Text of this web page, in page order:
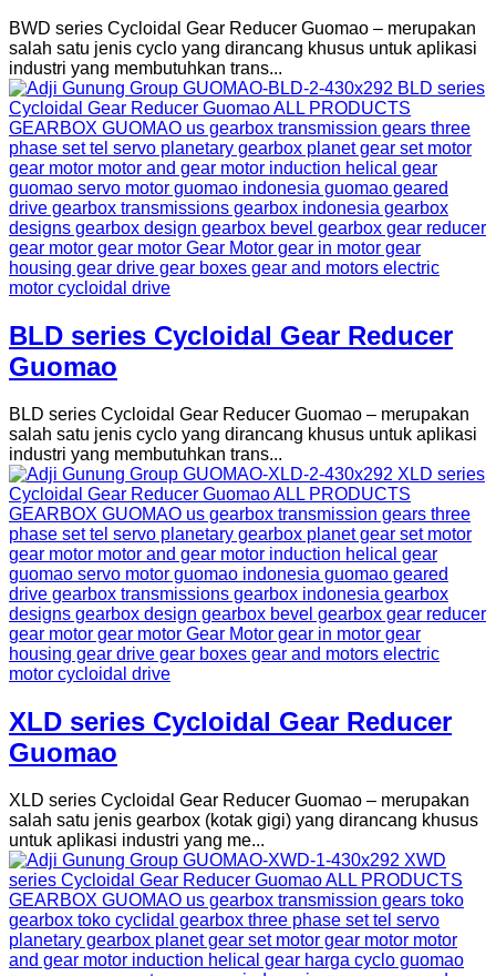
BWD series Cycloidal Gear Reducer Guomao – merupakan
salah satu jenis cyclo yang dirancang khusus untuk aplikasi
industri yang membutuhkan trans...
BLD series Cycloidal Gear Reducer
Guomao
BLD series Cycloidal Gear Reducer Guomao – merupakan
salah satu jenis cyclo yang dirancang khusus untuk aplikasi
industri yang membutuhkan trans...
XLD series Cycloidal Gear Reducer
Guomao
XLD series Cycloidal Gear Reducer Guomao – merupakan
salah satu jenis gearbox (kotak gigi) yang dirancang khusus
untuk aplikasi industri yang me...